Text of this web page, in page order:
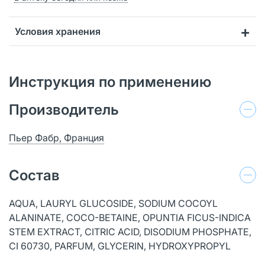
Условия хранения
Инструкция по применению
Производитель
Пьер Фабр, Франция
Состав
AQUA, LAURYL GLUCOSIDE, SODIUM COCOYL
ALANINATE, COCO-BETAINE, OPUNTIA FICUS-INDICA
STEM EXTRACT, CITRIC ACID, DISODIUM PHOSPHATE,
CI 60730, PARFUM, GLYCERIN, HYDROXYPROPYL